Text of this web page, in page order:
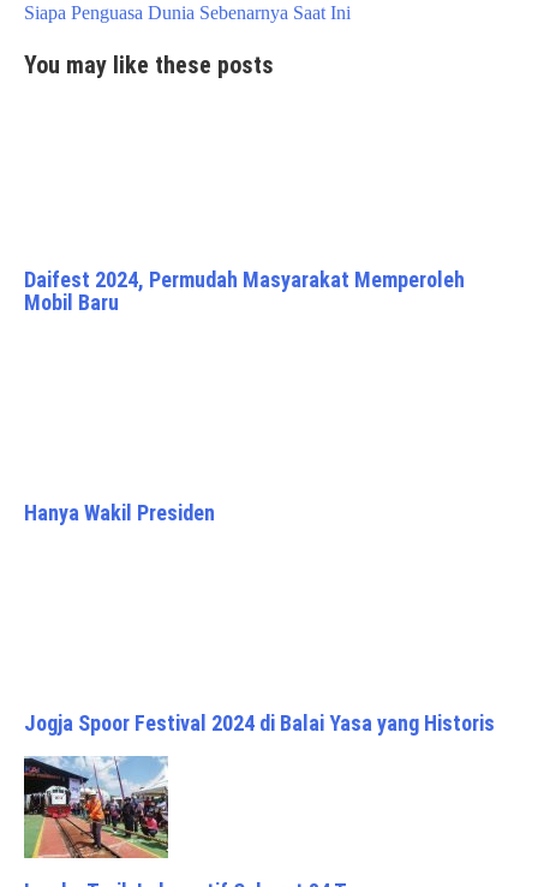
Siapa Penguasa Dunia Sebenarnya Saat Ini
You may like these posts
Daifest 2024, Permudah Masyarakat Memperoleh
Mobil Baru
Hanya Wakil Presiden
Jogja Spoor Festival 2024 di Balai Yasa yang Historis